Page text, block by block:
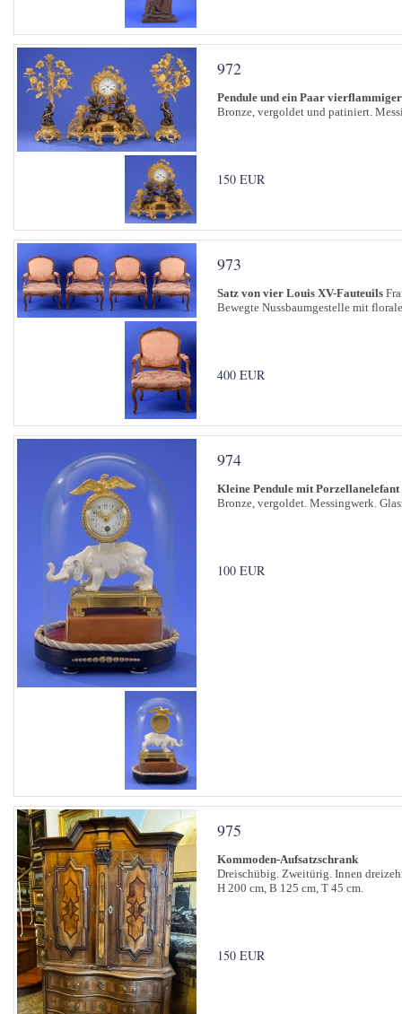
972
Pendule und ein Paar
Bronze, vergoldet und patiniert.
150 EUR
973
Satz von vier Louis XV-Fauteuils
Bewegte Nussbaumgestelle mit
400 EUR
974
Kleine Pendule mit Porzellanelefant
Bronze, vergoldet. Messingwerk.
100 EUR
975
Kommoden-Aufsatzschrank
Dreischübig. Zweitürig. Innen
H 200 cm, B 125 cm, T 45 cm.
150 EUR